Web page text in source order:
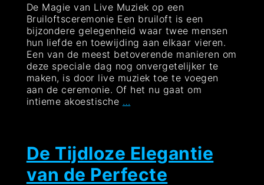
De Magie van Live Muziek op een
Bruiloftsceremonie Een bruiloft is een
bijzondere gelegenheid waar twee mensen
hun liefde en toewijding aan elkaar vieren.
Een van de meest betoverende manieren om
deze speciale dag nog onvergetelijker te
maken, is door live muziek toe te voegen
aan de ceremonie. Of het nu gaat om
intieme akoestische …
jouw
bruiloftsceremonie
De Tijdloze Elegantie
van de Perfecte